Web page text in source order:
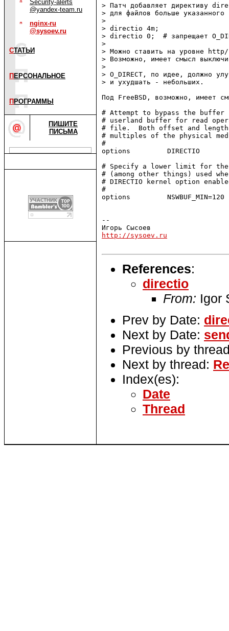
Security-alerts
@yandex-team.ru
nginx-ru
@sysoev.ru
СТАТЬИ
П ЕРСОНАЛЬНОЕ
П РОГРАММЫ
ПИШИТЕ
ПИСЬМА
> Патч добавляет директиву
> для файлов больше указанного
>
> directio 4m;
> directio 0;  # запрещает
>
> Можно ставить на уровне
> Возможно, имеет смысл
>
> O_DIRECT, по идее, должно
> и ухудшать - небольших.
Под FreeBSD, возможно, имеет
# Attempt to bypass the
# userland buffer for read
# file.  Both offset and length
# multiples of the physical
#
options         DIRECTIO
# Specify a lower limit for the
# (among other things) used
# DIRECTIO kernel option
#
options         NSWBUF_MIN=120
--
http://sysoev.ru
References:
directio
From: Igor
Prev by Date:
Next by Date:
Previous by
Next by thread:
Index(es):
Date
Thread